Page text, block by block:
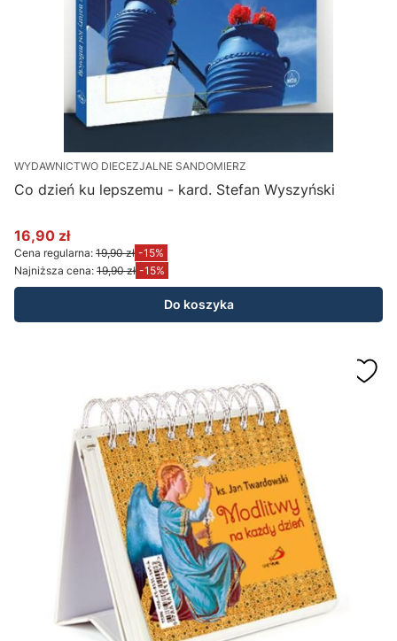
WYDAWNICTWO DIECEZJALNE SANDOMIERZ
Co dzień ku lepszemu - kard. Stefan Wyszyński
Cena promocyjna
16,90 zł
Cena regularna: 19,90 zł -15%
Najniższa cena: 19,90 zł -15%
Do koszyka